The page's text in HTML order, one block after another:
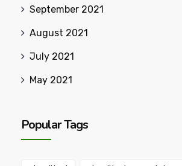
September 2021
August 2021
July 2021
May 2021
Popular Tags